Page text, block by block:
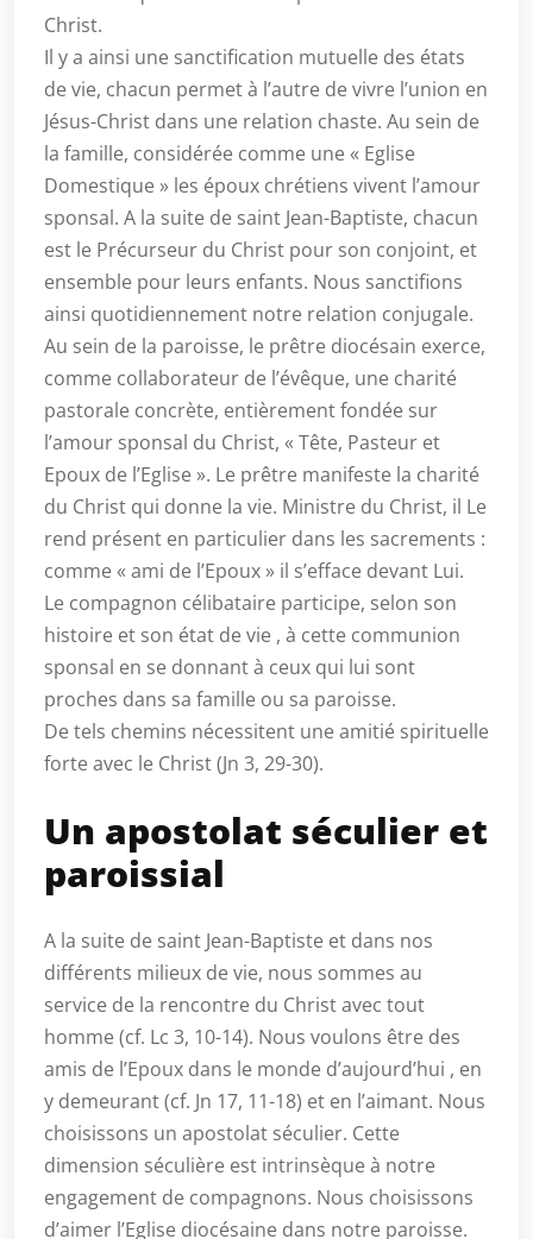
Christ.
Il y a ainsi une sanctification mutuelle des états
de vie, chacun permet à l’autre de vivre l’union en
Jésus-Christ dans une relation chaste. Au sein de
la famille, considérée comme une « Eglise
Domestique » les époux chrétiens vivent l’amour
sponsal. A la suite de saint Jean-Baptiste, chacun
est le Précurseur du Christ pour son conjoint, et
ensemble pour leurs enfants. Nous sanctifions
ainsi quotidiennement notre relation conjugale.
Au sein de la paroisse, le prêtre diocésain exerce,
comme collaborateur de l’évêque, une charité
pastorale concrète, entièrement fondée sur
l’amour sponsal du Christ, « Tête, Pasteur et
Epoux de l’Eglise ». Le prêtre manifeste la charité
du Christ qui donne la vie. Ministre du Christ, il Le
rend présent en particulier dans les sacrements :
comme « ami de l’Epoux » il s’efface devant Lui.
Le compagnon célibataire participe, selon son
histoire et son état de vie , à cette communion
sponsal en se donnant à ceux qui lui sont
proches dans sa famille ou sa paroisse.
De tels chemins nécessitent une amitié spirituelle
forte avec le Christ (Jn 3, 29-30).
Un apostolat séculier et
paroissial
A la suite de saint Jean-Baptiste et dans nos
différents milieux de vie, nous sommes au
service de la rencontre du Christ avec tout
homme (cf. Lc 3, 10-14). Nous voulons être des
amis de l’Epoux dans le monde d’aujourd’hui , en
y demeurant (cf. Jn 17, 11-18) et en l’aimant. Nous
choisissons un apostolat séculier. Cette
dimension séculière est intrinsèque à notre
engagement de compagnons. Nous choisissons
d’aimer l’Eglise diocésaine dans notre paroisse.